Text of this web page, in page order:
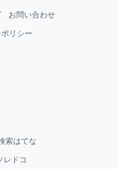
お問い合わせ
リシー
索はてな
レドコ